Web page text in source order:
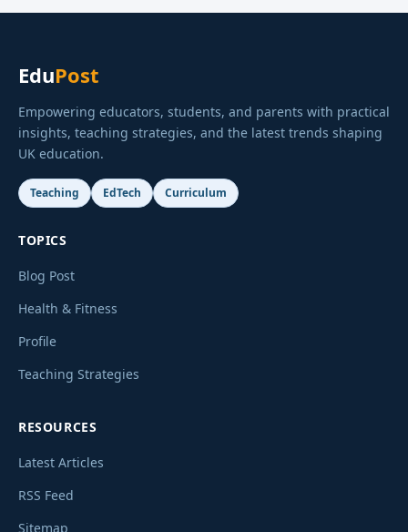
EduPost
Empowering educators, students, and parents with practical
insights, teaching strategies, and the latest trends shaping
UK education.
Teaching EdTech Curriculum
TOPICS
Blog Post
Health & Fitness
Profile
Teaching Strategies
RESOURCES
Latest Articles
RSS Feed
Sitemap